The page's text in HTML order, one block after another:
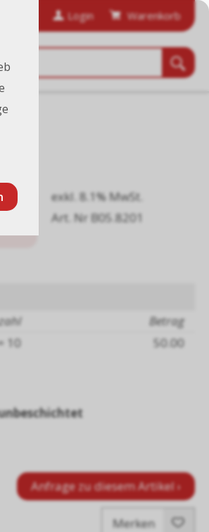
Login Warenkorb
exkl. 8.1% MwSt.
Art. Nr B05.8201
Betrag
10
50.00
Anfrage zu diesem Artikel ›
Merken